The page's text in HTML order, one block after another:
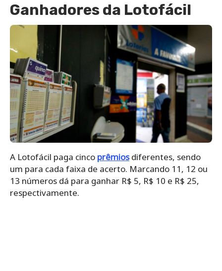
Ganhadores da Lotofácil
A Lotofácil paga cinco prêmiosdiferentes, sendo
um para cada faixa de acerto. Marcando 11, 12 ou
13 números dá para ganhar R$ 5, R$ 10 e R$ 25,
respectivamente.